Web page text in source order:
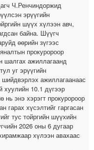
Ч.Ренчиндоржид
эрүүгийн
шүүх хүлээн авч,
байна. Шүүгч
өөрийн зүгээс
прокуророор
шалгах ажиллагаанд
уг эрүүгийн
шийдвэрлэх ажиллагаанаас
хуулийн 10.1 дүгээр
нь энэ хэрэгт прокуророор
гарах хүсэлтийг гаргасан
тус тойргийн шүүхийн
2026 оны 6 дугаар
хүлээн авахаас